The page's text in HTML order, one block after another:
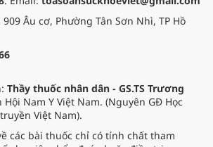
909 Âu cơ, Phường Tân Sơn Nhì, TP Hồ
Thầy thuốc nhân dân - GS.TS Trương
Hội Nam Y Việt Nam. (Nguyên GĐ Học
Việt Nam).
các bài thuốc chỉ có tính chất tham